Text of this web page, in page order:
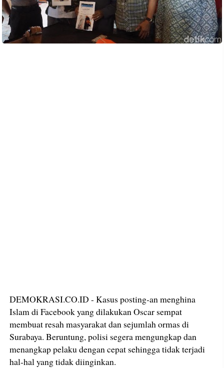
DEMOKRASI.CO.ID - Kasus posting-an menghina
Islam di Facebook yang dilakukan Oscar sempat
membuat resah masyarakat dan sejumlah ormas di
Surabaya. Beruntung, polisi segera mengungkap dan
menangkap pelaku dengan cepat sehingga tidak terjadi
hal-hal yang tidak diinginkan.